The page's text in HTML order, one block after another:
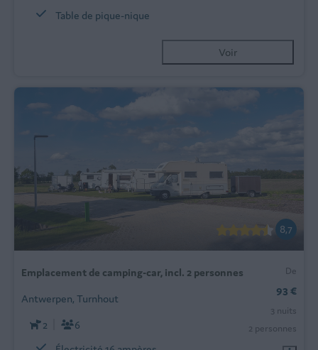
Table de pique-nique
Voir
8,7
De
93 €
3 nuits
2 personnes
Emplacement de camping-car, incl. 2 personnes
Antwerpen, Turnhout
2
6